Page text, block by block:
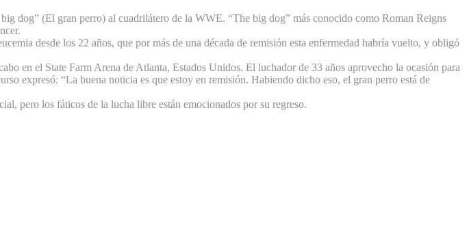
dog” (El gran perro) al cuadrilátero de la WWE. “The big dog” más conocido como Roman Reigns
desde los 22 años, que por más de una década de remisión esta enfermedad habría vuelto, y obligó
en el State Farm Arena de Atlanta, Estados Unidos. El luchador de 33 años aprovecho la ocasión para
expresó: “La buena noticia es que estoy en remisión. Habiendo dicho eso, el gran perro está de
pero los fáticos de la lucha libre están emocionados por su regreso.